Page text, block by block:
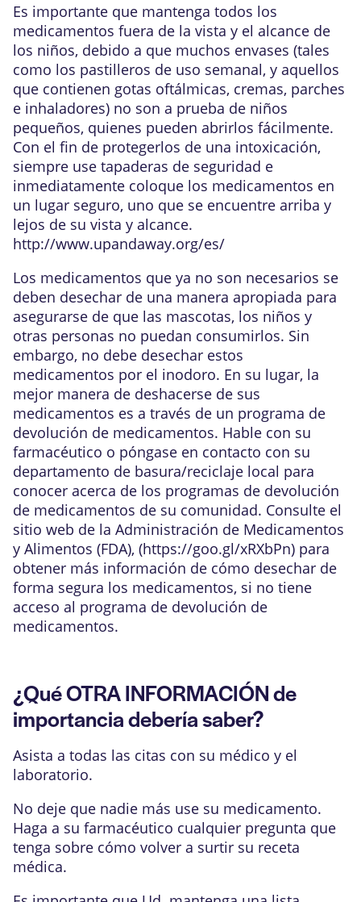
Es importante que mantenga todos los
medicamentos fuera de la vista y el alcance de
los niños, debido a que muchos envases (tales
como los pastilleros de uso semanal, y aquellos
que contienen gotas oftálmicas, cremas, parches
e inhaladores) no son a prueba de niños
pequeños, quienes pueden abrirlos fácilmente.
Con el fin de protegerlos de una intoxicación,
siempre use tapaderas de seguridad e
inmediatamente coloque los medicamentos en
un lugar seguro, uno que se encuentre arriba y
lejos de su vista y alcance.
http://www.upandaway.org/es/
Los medicamentos que ya no son necesarios se
deben desechar de una manera apropiada para
asegurarse de que las mascotas, los niños y
otras personas no puedan consumirlos. Sin
embargo, no debe desechar estos
medicamentos por el inodoro. En su lugar, la
mejor manera de deshacerse de sus
medicamentos es a través de un programa de
devolución de medicamentos. Hable con su
farmacéutico o póngase en contacto con su
departamento de basura/reciclaje local para
conocer acerca de los programas de devolución
de medicamentos de su comunidad. Consulte el
sitio web de la Administración de Medicamentos
y Alimentos (FDA), (https://goo.gl/xRXbPn) para
obtener más información de cómo desechar de
forma segura los medicamentos, si no tiene
acceso al programa de devolución de
medicamentos.
¿Qué OTRA INFORMACIÓN de
importancia debería saber?
Asista a todas las citas con su médico y el
laboratorio.
No deje que nadie más use su medicamento.
Haga a su farmacéutico cualquier pregunta que
tenga sobre cómo volver a surtir su receta
médica.